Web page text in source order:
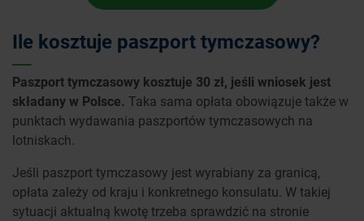
Ile kosztuje paszport tymczasowy?
Paszport tymczasowy kosztuje 30 zł, jeśli wniosek jest
składany w Polsce. Taka sama opłata obowiązuje także w
punktach wydawania paszportów tymczasowych na
lotniskach.
Jeśli paszport tymczasowy jest wyrabiany za granicą,
opłata zależy od kraju i konkretnego konsulatu. W takiej
sytuacji aktualną kwotę trzeba sprawdzić na stronie